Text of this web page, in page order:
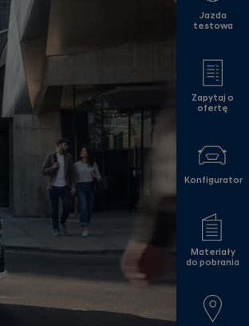
Jazda
testowa
Zapytaj o
ofertę
Konfigurator
Materiały
do pobrania